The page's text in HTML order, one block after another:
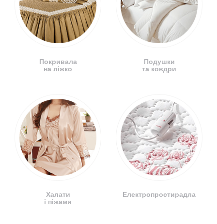
Покривала
на ліжко
Халати
і піжами
Подушки
та ковдри
Електропростирадла